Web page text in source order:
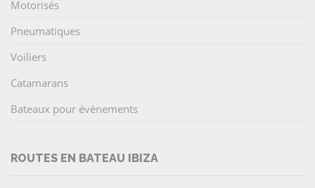
Motorisés
Pneumatiques
Voiliers
Catamarans
Bateaux pour évènements
ROUTES EN BATEAU IBIZA